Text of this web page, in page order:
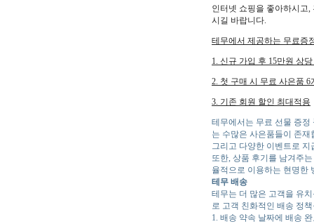
인터넷 쇼핑을 좋아하시고
시길 바랍니다.
테무에서 제공하는 무료증
1. 신규 가입 후 15만원 상
2. 첫 구매 시 무료 사은품 6
3. 기존 회원 할인 최대적용
테무에서는 무료 선물 증정
는 수많은 사은품들이 존
그리고 다양한 이벤트로
또한, 상품 후기를 남겨주
율적으로 이용하는 현명한
테무 배송
테무는 더 많은 고객을 유
로 고객 친화적인 배송 정
1. 배송 약속 날짜에 배송